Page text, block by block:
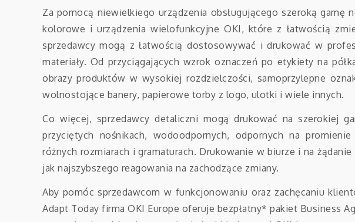
Za pomocą niewielkiego urządzenia obsługującego szeroką gamę
kolorowe i urządzenia wielofunkcyjne OKI, które z łatwością
sprzedawcy mogą z łatwością dostosowywać i drukować w
materiały. Od przyciągających wzrok oznaczeń po etykiety na
obrazy produktów w wysokiej rozdzielczości, samoprzylepne
wolnostojące banery, papierowe torby z logo, ulotki i wiele innych.
Co więcej, sprzedawcy detaliczni mogą drukować na szerokiej
przyciętych nośnikach, wodoodpornych, odpornych na
różnych rozmiarach i gramaturach. Drukowanie w biurze i na
jak najszybszego reagowania na zachodzące zmiany.
Aby pomóc sprzedawcom w funkcjonowaniu oraz zachęcaniu
Adapt Today firma OKI Europe oferuje bezpłatny* pakiet Business